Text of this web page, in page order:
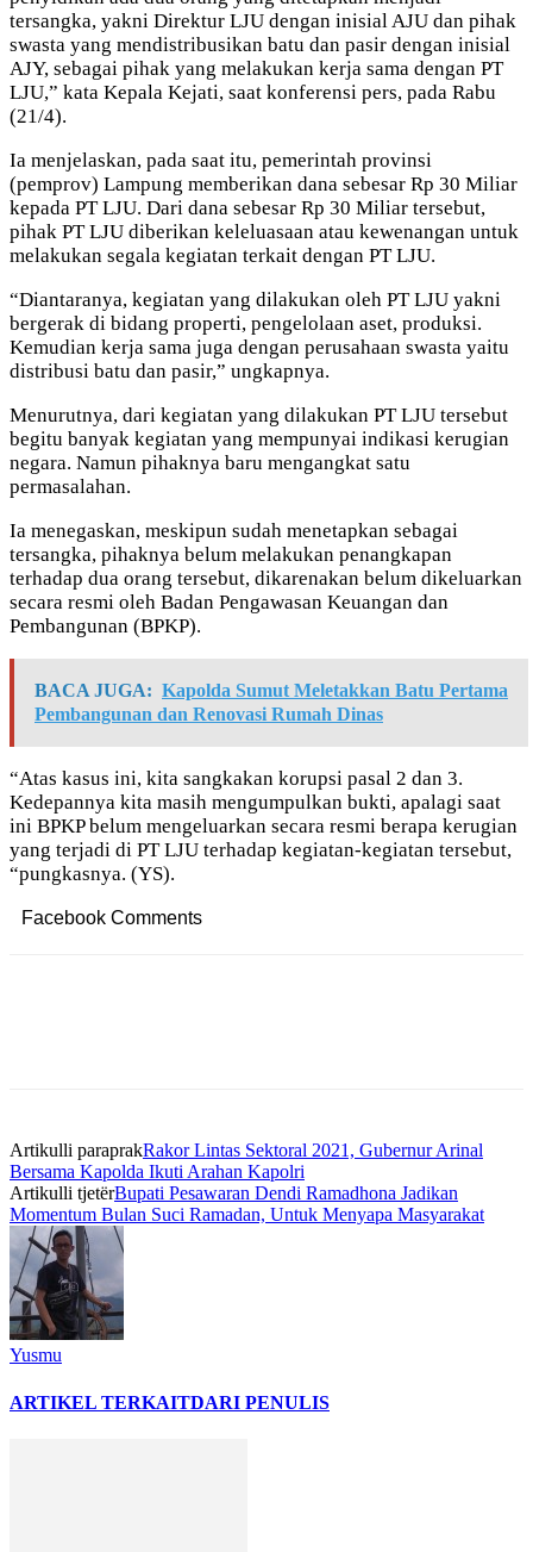
tersangka, yakni Direktur LJU dengan inisial AJU dan pihak
swasta yang mendistribusikan batu dan pasir dengan inisial
AJY, sebagai pihak yang melakukan kerja sama dengan PT
LJU,” kata Kepala Kejati, saat konferensi pers, pada Rabu
(21/4).
Ia menjelaskan, pada saat itu, pemerintah provinsi
(pemprov) Lampung memberikan dana sebesar Rp 30 Miliar
kepada PT LJU. Dari dana sebesar Rp 30 Miliar tersebut,
pihak PT LJU diberikan keleluasaan atau kewenangan untuk
melakukan segala kegiatan terkait dengan PT LJU.
“Diantaranya, kegiatan yang dilakukan oleh PT LJU yakni
bergerak di bidang properti, pengelolaan aset, produksi.
Kemudian kerja sama juga dengan perusahaan swasta yaitu
distribusi batu dan pasir,” ungkapnya.
Menurutnya, dari kegiatan yang dilakukan PT LJU tersebut
begitu banyak kegiatan yang mempunyai indikasi kerugian
negara. Namun pihaknya baru mengangkat satu
permasalahan.
Ia menegaskan, meskipun sudah menetapkan sebagai
tersangka, pihaknya belum melakukan penangkapan
terhadap dua orang tersebut, dikarenakan belum dikeluarkan
secara resmi oleh Badan Pengawasan Keuangan dan
Pembangunan (BPKP).
BACA JUGA: Kapolda Sumut Meletakkan Batu Pertama
Pembangunan dan Renovasi Rumah Dinas
“Atas kasus ini, kita sangkakan korupsi pasal 2 dan 3.
Kedepannya kita masih mengumpulkan bukti, apalagi saat
ini BPKP belum mengeluarkan secara resmi berapa kerugian
yang terjadi di PT LJU terhadap kegiatan-kegiatan tersebut,
“pungkasnya. (YS).
Facebook Comments
Artikulli paraprakRakor Lintas Sektoral 2021, Gubernur Arinal
Bersama Kapolda Ikuti Arahan Kapolri
Artikulli tjetërBupati Pesawaran Dendi Ramadhona Jadikan
Momentum Bulan Suci Ramadan, Untuk Menyapa Masyarakat
Yusmu
ARTIKEL TERKAITDARI PENULIS